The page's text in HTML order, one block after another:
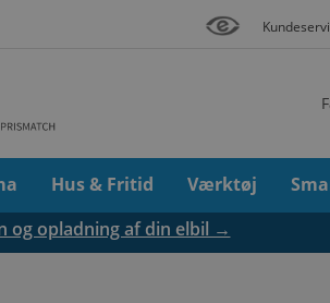
Hus & Fritid Værktøj
og opladning af din elbil →